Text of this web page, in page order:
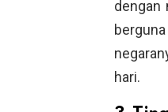
dengan
hari.